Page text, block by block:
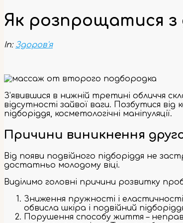
Як розпрощатися з
In: Здоров'я
З’явившися в нижній третині обличчя
відсутності зайвої ваги. Позбутися
підборіддя, косметологічні маніпуляції.
Причини виникнення
Від появи подвійного підборіддя не
достатньо молодому віці.
Виділимо головні причини розвитку
Зниження пружності і
обвисла шкіра і подвійний
Порушення способу життя –